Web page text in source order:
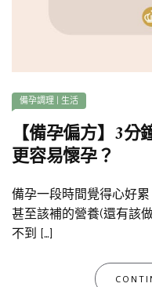
備孕調理 生活
【備孕偏方】3
更容易懷孕？
備孕一段時間覺得心好
甚至該補的營養(還有該
不到 […]